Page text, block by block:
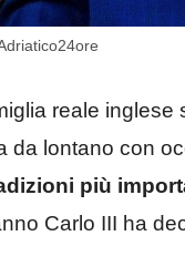
reale
da lontano con
più
Carlo III ha